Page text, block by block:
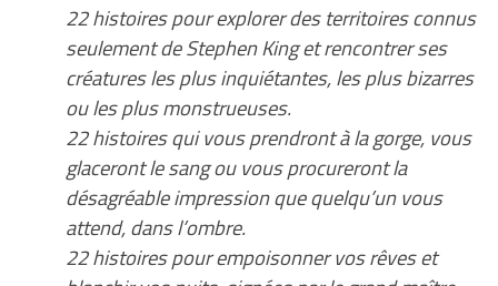
22 histoires pour explorer des territoires connus
seulement de Stephen King et rencontrer ses
créatures les plus inquiétantes, les plus bizarres
ou les plus monstrueuses.
22 histoires qui vous prendront à la gorge, vous
glaceront le sang ou vous procureront la
désagréable impression que quelqu’un vous
attend, dans l’ombre.
22 histoires pour empoisonner vos rêves et